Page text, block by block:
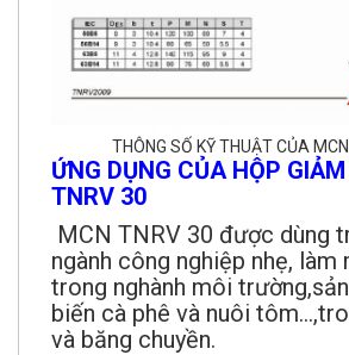
THÔNG SỐ KỸ THUẬT CỦA
ỨNG DỤNG CỦA HỘP
TNRV 30
MCN TNRV 30 được dùng
ngành công nghiệp nhẹ, làm
trong nghành môi
biến cà phê và nuôi
và băng chuyền.